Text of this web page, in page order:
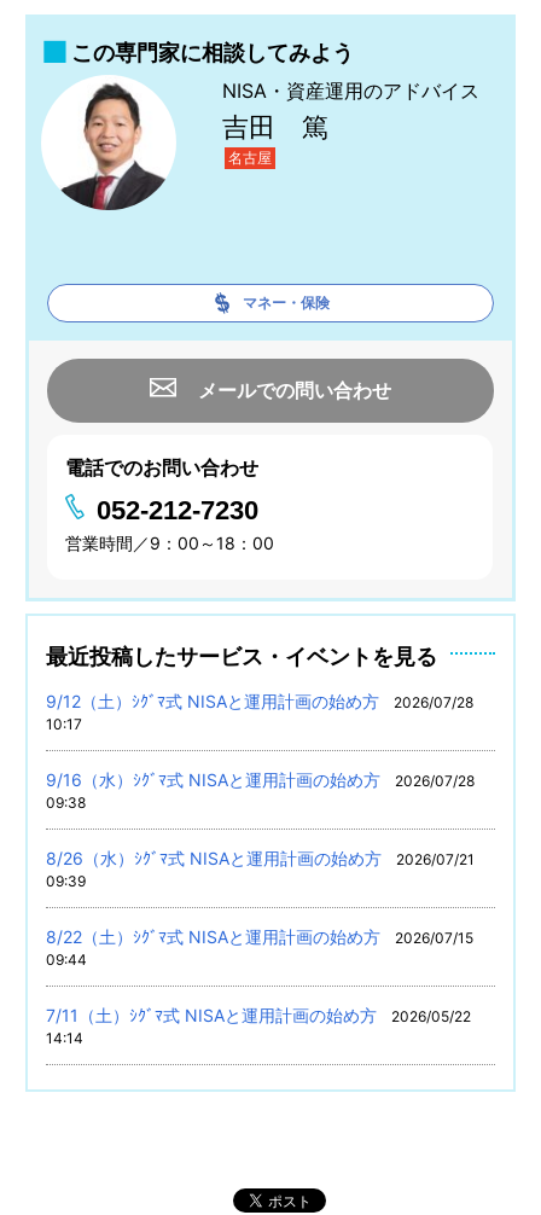
この専門家に相談してみよう
NISA・資産運用のアドバイス
吉田 篤
名古屋
マネー・保険
メールでの問い合わせ
電話でのお問い合わせ
052-212-7230
営業時間／9：00～18：00
最近投稿したサービス・イベントを見る
9/12（土）ｼｸﾞﾏ式 NISAと運用計画の始め方
2026/07/28
10:17
9/16（水）ｼｸﾞﾏ式 NISAと運用計画の始め方
2026/07/28
09:38
8/26（水）ｼｸﾞﾏ式 NISAと運用計画の始め方
2026/07/21
09:39
8/22（土）ｼｸﾞﾏ式 NISAと運用計画の始め方
2026/07/15
09:44
7/11（土）ｼｸﾞﾏ式 NISAと運用計画の始め方
2026/05/22
14:14